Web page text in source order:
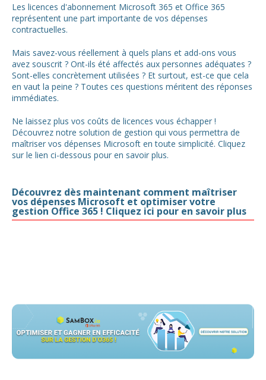
Les licences d'abonnement Microsoft 365 et Office 365
représentent une part importante de vos dépenses
contractuelles.
Mais savez-vous réellement à quels plans et add-ons vous
avez souscrit ? Ont-ils été affectés aux personnes adéquates ?
Sont-elles concrètement utilisées ? Et surtout, est-ce que cela
en vaut la peine ? Toutes ces questions méritent des réponses
immédiates.
Ne laissez plus vos coûts de licences vous échapper !
Découvrez notre solution de gestion qui vous permettra de
maîtriser vos dépenses Microsoft en toute simplicité. Cliquez
sur le lien ci-dessous pour en savoir plus.
Découvrez dès maintenant comment maîtriser
vos dépenses Microsoft et optimiser votre
gestion Office 365 ! Cliquez ici pour en savoir plus